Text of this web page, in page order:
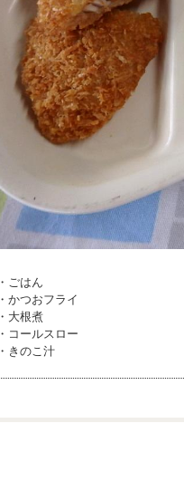
・ごはん
・かつおフライ
・大根煮
・コールスロー
・きのこ汁